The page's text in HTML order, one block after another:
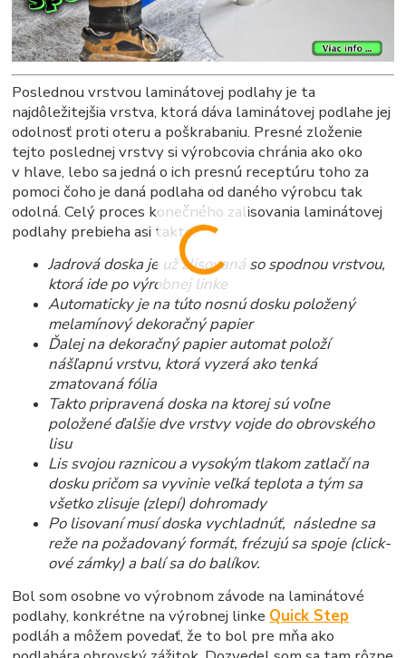
Poslednou vrstvou laminátovej podlahy je ta
najdôležitejšia vrstva, ktorá dáva laminátovej podlahe jej
odolnosť proti oteru a poškrabaniu. Presné zloženie
tejto poslednej vrstvy si výrobcovia chránia ako oko
v hlave, lebo sa jedná o ich presnú receptúru toho za
pomoci čoho je daná podlaha od daného výrobcu tak
odolná. Celý proces konečného zalisovania laminátovej
podlahy prebieha asi takto:
Jadrová doska je už zlisovaná so spodnou vrstvou,
ktorá ide po výrobnej linke
Automaticky je na túto nosnú dosku položený
melamínový dekoračný papier
Ďalej na dekoračný papier automat položí
nášľapnú vrstvu, ktorá vyzerá ako tenká
zmatovaná fólia
Takto pripravená doska na ktorej sú voľne
položené ďalšie dve vrstvy vojde do obrovského
lisu
Lis svojou raznicou a vysokým tlakom zatlačí na
dosku pričom sa vyvinie veľká teplota a tým sa
všetko zlisuje (zlepí) dohromady
Po lisovaní musí doska vychladnúť, následne sa
reže na požadovaný formát, frézujú sa spoje (click-
ové zámky) a balí sa do balíkov.
Bol som osobne vo výrobnom závode na laminátové
podlahy, konkrétne na výrobnej linke Quick Step
podláh a môžem povedať, že to bol pre mňa ako